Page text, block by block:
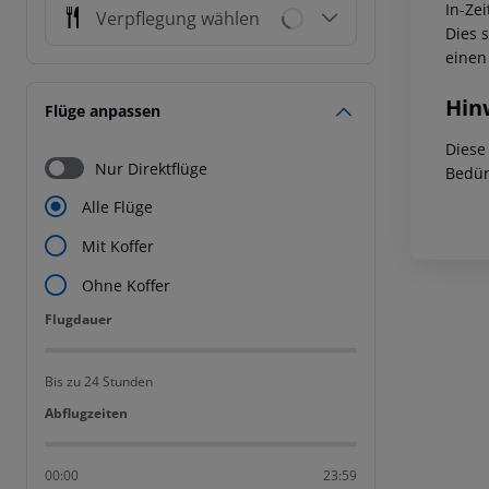
Verpflegung wählen
Flüge anpassen
Nur Direktflüge
Alle Flüge
Mit Koffer
Ohne Koffer
Flugdauer
Flugdauer
Bis zu 24 Stunden
Abflugzeiten
Abflugzeiten
00:00 23:59
In-
Dies